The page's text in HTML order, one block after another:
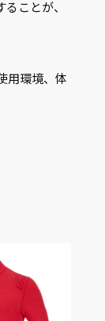
ことが、
用環境、体